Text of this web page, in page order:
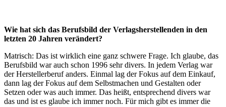
Wie hat sich das Berufsbild der Verlagsherstellenden in den
letzten 20 Jahren verändert?
Matrisch: Das ist wirklich eine ganz schwere Frage. Ich glaube, das
Berufsbild war auch schon 1996 sehr divers. In jedem Verlag war
der Herstellerberuf anders. Einmal lag der Fokus auf dem Einkauf,
dann lag der Fokus auf dem Selbstmachen und Gestalten oder
Setzen oder was auch immer. Das heißt, entsprechend divers war
das und ist es glaube ich immer noch. Für mich gibt es immer die